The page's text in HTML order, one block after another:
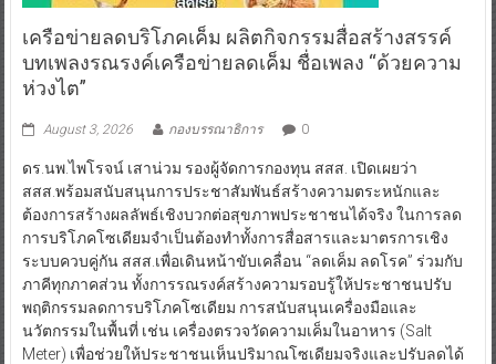
เครือข่ายลดบริโภคเค็ม ผลิตกิจกรรมสื่อสร้างสรรค์
บทเพลงรณรงค์เครือข่ายลดเค็ม ชื่อเพลง “ด้วยความ
ห่วงไต”
August 3, 2026 กองบรรณาธิการ 0
ดร.นพ.ไพโรจน์ เสาน่วม รองผู้จัดการกองทุน สสส. เปิดเผยว่า
สสส.พร้อมสนับสนุนการประชาสัมพันธ์สร้างความตระหนักและ
ต้องการสร้างผลลัพธ์เชิงบวกต่อสุขภาพประชาชนได้จริง ในการลด
การบริโภคโซเดียมจำเป็นต้องทำทั้งการสื่อสารและมาตรการเชิง
ระบบควบคู่กัน สสส.เพื่อเดินหน้าขับเคลื่อน “ลดเค็ม ลดโรค” ร่วมกับ
ภาคีทุกภาคส่วน ทั้งการรณรงค์สร้างความรอบรู้ให้ประชาชนปรับ
พฤติกรรมลดการบริโภคโซเดียม การสนับสนุนเครื่องมือและ
นวัตกรรมในพื้นที่ เช่น เครื่องตรวจวัดความเค็มในอาหาร (Salt
Meter) เพื่อช่วยให้ประชาชนเห็นปริมาณโซเดียมจริงและปรับลดได้